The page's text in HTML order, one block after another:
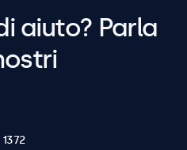
aiuto? Parla